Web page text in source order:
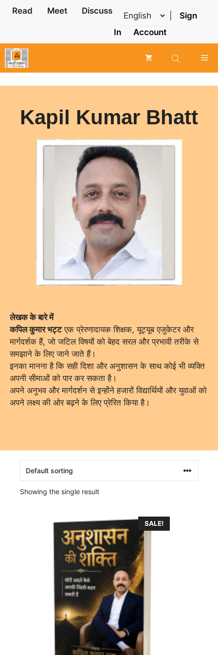
Skip
Read Meet Discuss
Sign
In
Account
Kapil Kumar Bhatt
लेखक के बारे में
कपिल कुमार भट्टएक प्रेरणादायक शिक्षक, यूट्यूब एजुकेटर और
मार्गदर्शक हैं, जो जटिल विषयों को बेहद सरल और प्रभावी तरीके से
समझाने के लिए जाने जाते हैं।
इनका मानना है कि सही दिशा और अनुशासन के साथ कोई भी व्यक्ति
अपनी सीमाओं को पार कर सकता है।
अपने अनुभव और मार्गदर्शन से इन्होंने हजारों विद्यार्थियों और युवाओं को
अपने लक्ष्य की ओर बढ़ने के लिए प्रेरित किया है।
Showing the single result
SALE!